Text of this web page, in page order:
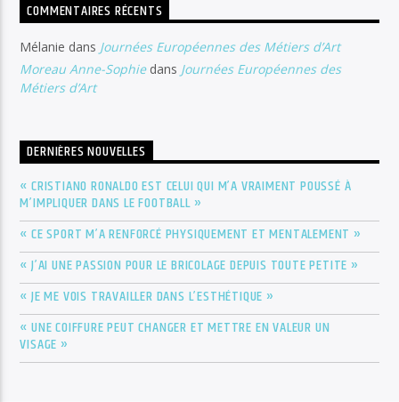
COMMENTAIRES RÉCENTS
Mélanie dans Journées Européennes des Métiers d’Art
Moreau Anne-Sophiedans Journées Européennes des
Métiers d’Art
DERNIÈRES NOUVELLES
« CRISTIANO RONALDO EST CELUI QUI M’A VRAIMENT POUSSÉ À
M’IMPLIQUER DANS LE FOOTBALL »
« CE SPORT M’A RENFORCÉ PHYSIQUEMENT ET MENTALEMENT »
« J’AI UNE PASSION POUR LE BRICOLAGE DEPUIS TOUTE PETITE »
« JE ME VOIS TRAVAILLER DANS L’ESTHÉTIQUE »
« UNE COIFFURE PEUT CHANGER ET METTRE EN VALEUR UN
VISAGE »